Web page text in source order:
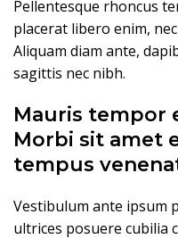
Pellentesque rhoncus
placerat libero enim,
Aliquam diam ante,
sagittis nec nibh.
Mauris tempor
Morbi sit amet
tempus
Vestibulum ante ipsum
ultrices posuere cubilia